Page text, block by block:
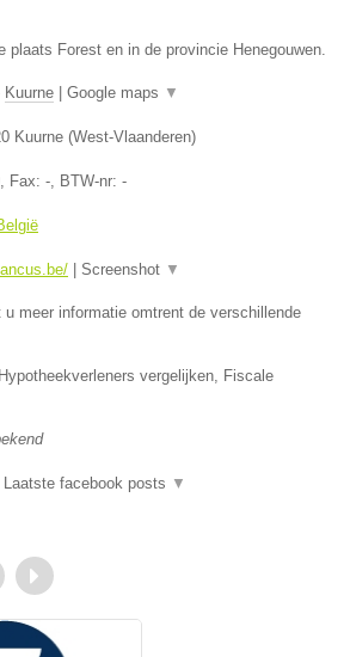
plaats Forest en in de provincie Henegouwen.
Kuurne Google maps ▼
Kuurne (West-Vlaanderen)
, Fax: -, BTW-nr: -
Screenshot ▼
u meer informatie omtrent de verschillende
vergelijken, Fiscale
Laatste facebook posts ▼